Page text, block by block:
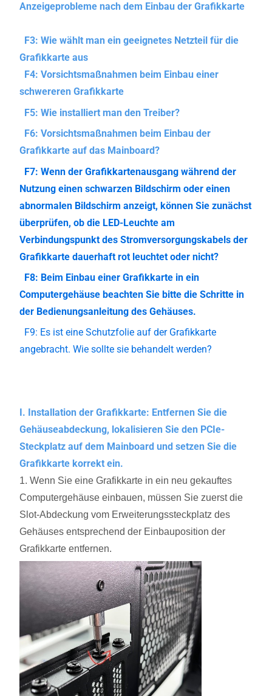
Anzeigeprobleme nach dem Einbau der Grafikkarte
F3: Wie wählt man ein geeignetes Netzteil für die
Grafikkarte aus
F4: Vorsichtsmaßnahmen beim Einbau einer
schwereren Grafikkarte
F5: Wie installiert man den Treiber?
F6: Vorsichtsmaßnahmen beim Einbau der
Grafikkarte auf das Mainboard?
F7: Wenn der Grafikkartenausgang während der
Nutzung einen schwarzen Bildschirm oder einen
abnormalen Bildschirm anzeigt, können Sie zunächst
überprüfen, ob die LED-Leuchte am
Verbindungspunkt des Stromversorgungskabels der
Grafikkarte dauerhaft rot leuchtet oder nicht?
F8: Beim Einbau einer Grafikkarte in ein
Computergehäuse beachten Sie bitte die Schritte in
der Bedienungsanleitung des Gehäuses.
F9: Es ist eine Schutzfolie auf der Grafikkarte
angebracht. Wie sollte sie behandelt werden?
I. Installation der Grafikkarte: Entfernen Sie die
Gehäuseabdeckung, lokalisieren Sie den PCIe-
Steckplatz auf dem Mainboard und setzen Sie die
Grafikkarte korrekt ein.
1. Wenn Sie eine Grafikkarte in ein neu gekauftes
Computergehäuse einbauen, müssen Sie zuerst die
Slot-Abdeckung vom Erweiterungssteckplatz des
Gehäuses entsprechend der Einbauposition der
Grafikkarte entfernen.